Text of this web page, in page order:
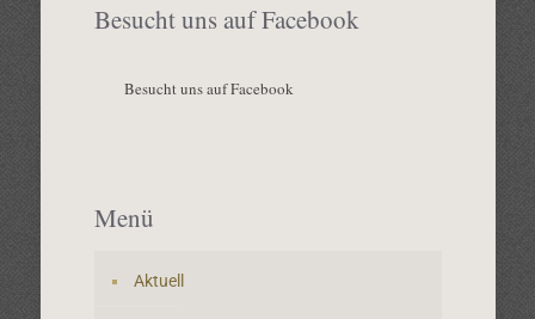
Besucht uns auf Facebook
Besucht uns auf Facebook
Menü
Aktuell